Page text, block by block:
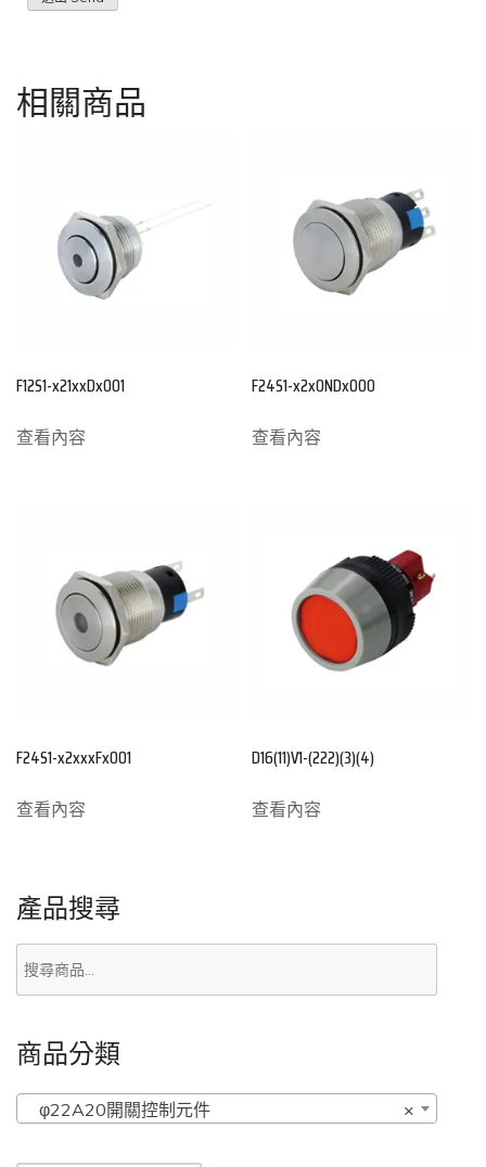
相關商品
F12S1-x21xxDx001
查看內容
F24S1-x2x0NDx000
查看內容
F24S1-x2xxxFx001
查看內容
D16(11)V1-(222)(3)(4)
查看內容
產品搜尋
商品分類
×
φ22A20開關控制元件